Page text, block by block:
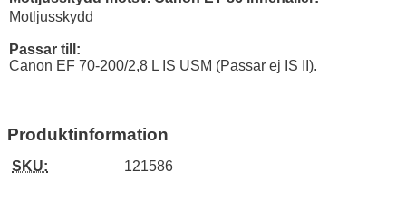
Motljusskydd
Passar till:
Canon EF 70-200/2,8 L IS USM (Passar ej IS II).
Produktinformation
SKU: 121586